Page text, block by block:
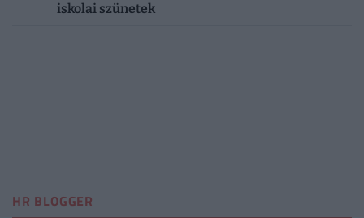
iskolai szünetek
HR BLOGGER